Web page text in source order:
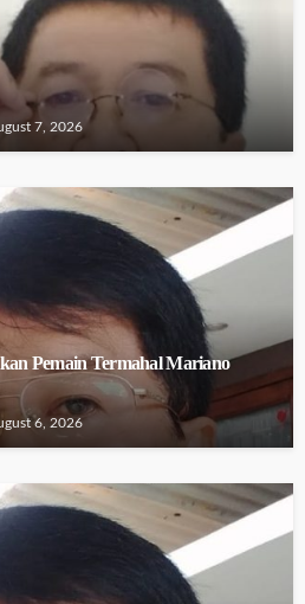
7, 2026
Pemain Termahal Mariano
6, 2026